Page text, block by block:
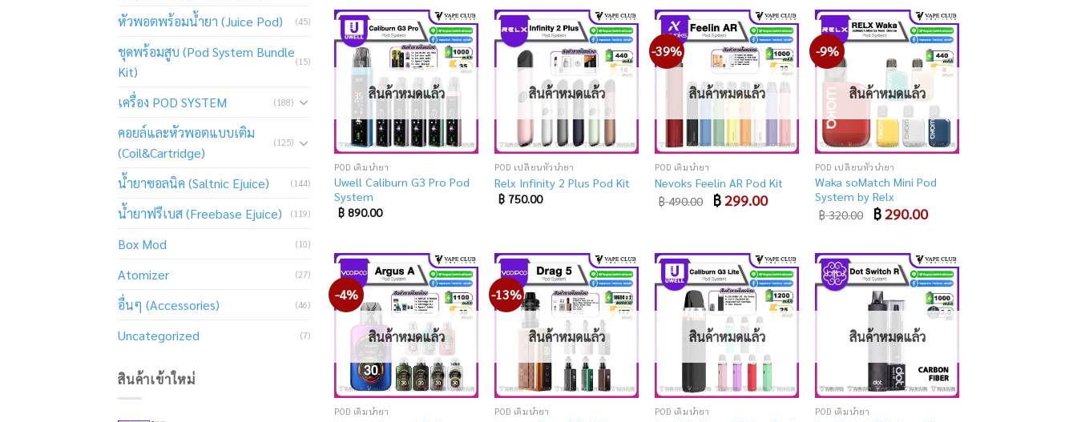
หัวพอตพร้อมน้ำยา (Juice Pod) (45)
ชุดพร้อมสูบ (Pod System Bundle
Kit)
(15)
เครื่อง POD SYSTEM (188)
คอยล์และหัวพอตแบบเติม
(Coil&Cartridge)
(125)
น้ำยาซอลนิค (Saltnic Ejuice) (144)
น้ำยาฟรีเบส (Freebase Ejuice) (119)
Box Mod (10)
Atomizer (27)
อื่นๆ (Accessories) (46)
Uncategorized (7)
สินค้าเข้าใหม่
Add
to
wishlist
สินค้าหมดแล้ว
POD เติมน้ำยา
Uwell Caliburn G3 Pro Pod
System
฿890.00
Add
to
wishlist
สินค้าหมดแล้ว
POD เปลี่ยนหัวน้ำยา
Relx Infinity 2 Plus Pod Kit
฿750.00
-39%
Add
to
wishlist
สินค้าหมดแล้ว
POD เติมน้ำยา
Nevoks Feelin AR Pod Kit
฿490.00 Original
price
฿299.00Current
price
-9%
Add
to
wishlist
สินค้าหมดแล้ว
POD เปลี่ยนหัวน้ำยา
Waka soMatch Mini Pod
System by Relx
฿320.00 Original
price
฿290.00Current
price
-4%
Add
to
wishlist
สินค้าหมดแล้ว
POD เติมน้ำยา
-13%
Add
to
wishlist
สินค้าหมดแล้ว
POD เติมน้ำยา
Add
to
wishlist
สินค้าหมดแล้ว
POD เติมน้ำยา
Add
to
wishlist
สินค้าหมดแล้ว
POD เติมน้ำยา